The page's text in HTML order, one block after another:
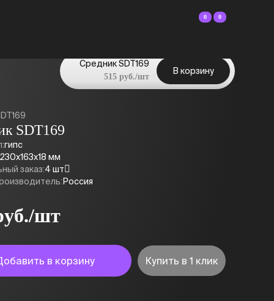
0 0
SDT169
гипс
230x163x18 мм
заказ:4 шт
Россия
шт
в корзину Купить в 1 клик
Средник SDT169
515 руб./шт
В корзину